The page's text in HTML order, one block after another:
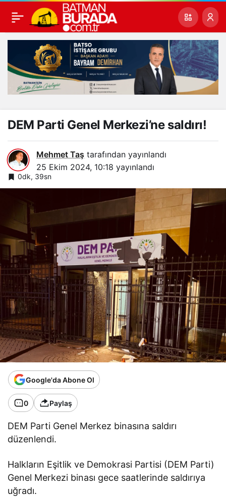
DEM Parti Genel Merkezi’ne saldırı!
Mehmet Taş tarafından yayınlandı
25 Ekim 2024, 10:18 yayınlandı
0dk, 39sn
Google'da Abone Ol
0 Paylaş
DEM Parti Genel Merkez binasına saldırı
düzenlendi.
Halkların Eşitlik ve Demokrasi Partisi (DEM Parti)
Genel Merkezi binası gece saatlerinde saldırıya
uğradı.